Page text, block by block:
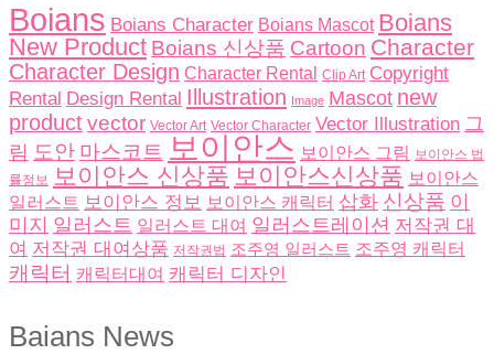
Boians Boians Character Boians Mascot Boians
New Product Boians 신상품 Cartoon Character
Character Design Character Rental Clip Art Copyright
Rental Design Rental Illustration Image Mascot new
productvector Vector Art Vector Character Vector Illustration 그
림 도안 마스코트 보이안스 보이안스 그림 보이안스 법
률정보
보이안스 신상품 보이안스신상품 보이안스
일러스트 보이안스 정보 보이안스 캐릭터 삽화 신상품 이
미지 일러스트 일러스트 대여 일러스트레이션 저작권 대
여 저작권 대여상품 저작권법 조주영 일러스트 조주영 캐릭터
캐릭터 캐릭터대여 캐릭터 디자인
Baians News